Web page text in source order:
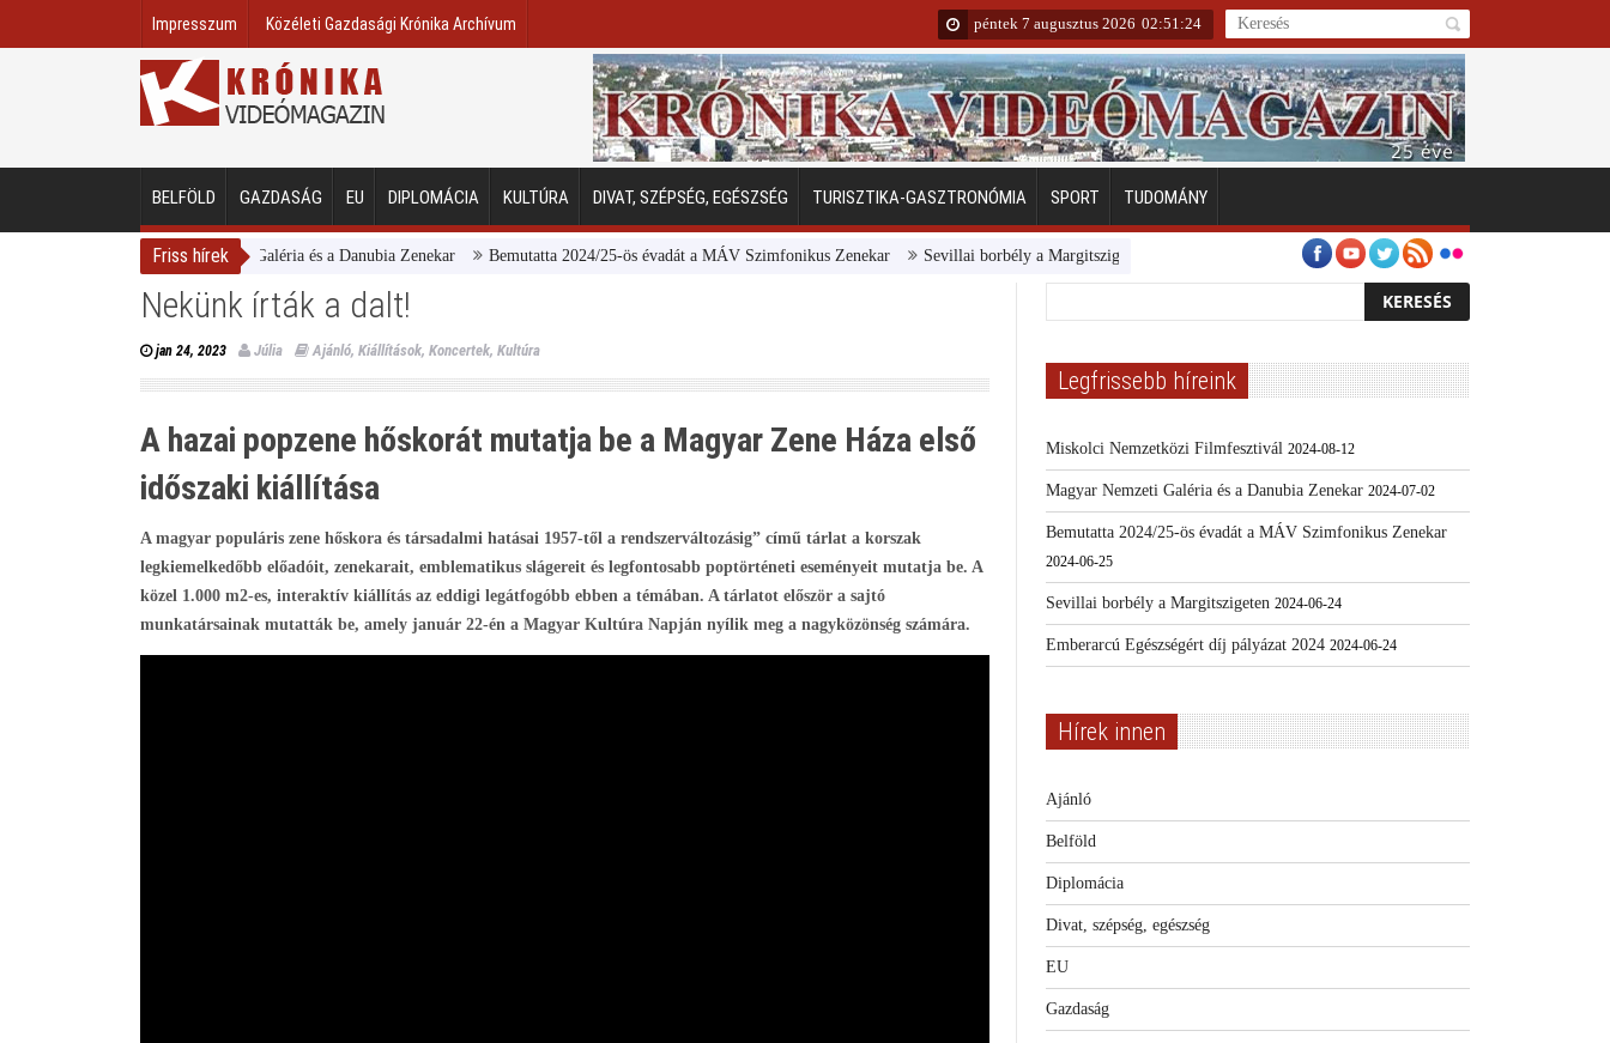
Impresszum Közéleti Gazdasági Krónika Archívum péntek 7 augusztus 2026 02:51:25
BELFÖLD GAZDASÁG EU DIPLOMÁCIA KULTÚRA DIVAT, SZÉPSÉG, EGÉSZSÉG TURISZTIKA-GASZTRONÓMIA SPORT TUDOMÁNY
Friss hírek
Magyar Nemzeti Galéria és a Danubia Zenekar Bemutatta 2024/25-ös évadát a MÁV Szimfonikus Zenekar Sevillai borbély a Margitszigeten Emberarcú Egészségért díj pályázat 2024 Kertész/Kópiák
Nekünk írták a dalt!
jan 24, 2023 Júlia Ajánló, Kiállítások, Koncertek, Kultúra
A hazai popzene hőskorát mutatja be a Magyar Zene Háza első
időszaki kiállítása
A magyar populáris zene hőskora és társadalmi hatásai 1957-től a rendszerváltozásig” című tárlat a korszak
legkiemelkedőbb előadóit, zenekarait, emblematikus slágereit és legfontosabb poptörténeti eseményeit mutatja be. A
közel 1.000 m2-es, interaktív kiállítás az eddigi legátfogóbb ebben a témában. A tárlatot először a sajtó
munkatársainak mutatták be, amely január 22-én a Magyar Kultúra Napján nyílik meg a nagyközönség számára.
Legfrissebb híreink
Miskolci Nemzetközi Filmfesztivál 2024-08-12
Magyar Nemzeti Galéria és a Danubia Zenekar 2024-07-02
Bemutatta 2024/25-ös évadát a MÁV Szimfonikus Zenekar
2024-06-25
Sevillai borbély a Margitszigeten 2024-06-24
Emberarcú Egészségért díj pályázat 2024 2024-06-24
Hírek innen
Ajánló
Belföld
Diplomácia
Divat, szépség, egészség
EU
Gazdaság